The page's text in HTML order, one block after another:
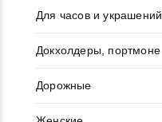
Для часов и украшений
Докхолдеры, портмоне
Дорожные